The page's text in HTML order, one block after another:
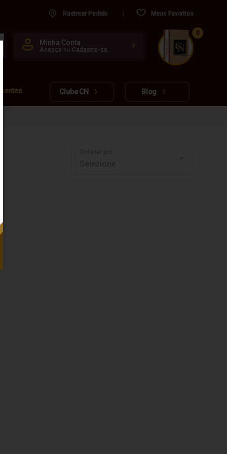
Rastrear Pedido Meus Favoritos
Minha Conta
Acesse ou Cadastre-se
www.cachacarianacional.com.br
CUIDADO FRÁGIL
0
Clube CN Blog